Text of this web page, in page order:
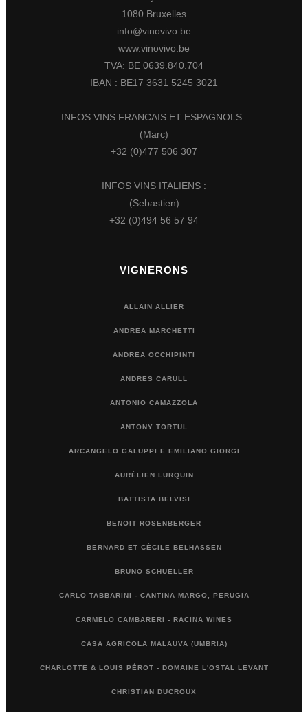
1080 Bruxelles
info@vinovivo.be
www.vinovivo.be
TVA: BE 0639.840.704
IBAN : BE17 3631 5245 3021
INFOS VINS FRANCAIS ET ESPAGNOLS :
(Marc)
+32 (0)477 506 307
INFOS VINS ITALIENS :
(Sebastien)
+32 (0)494 56 57 94
VIGNERONS
ALLAIN ALLIER
ANDREA MARCHETTI
ANDREA OCCHIPINTI
ANDRES CARULL
ANTONIO CAMAZZOLA
ANTONY TORTUL
ARCANGELO GALUPPI E EMILIANO GIORGI
AURÉLIEN LURQUIN
BATTISTA BELVISI
BENOIT ROSENBERGER
BERNARD ET CÉCILE BELHASSEN
BRUNO SCHUELLER
CARLO TABBARINI - CANTINA MARGO, PERUGIA
CARMELO CAMBARERI - RACINA WINES
CASA AGRICOLA MALAUVA (UMBRIA)
CHARLOTTE & LOUIS PÉROT - DOMAINE L'OSTAL LEVANT
CHRISTIAN DUCROUX